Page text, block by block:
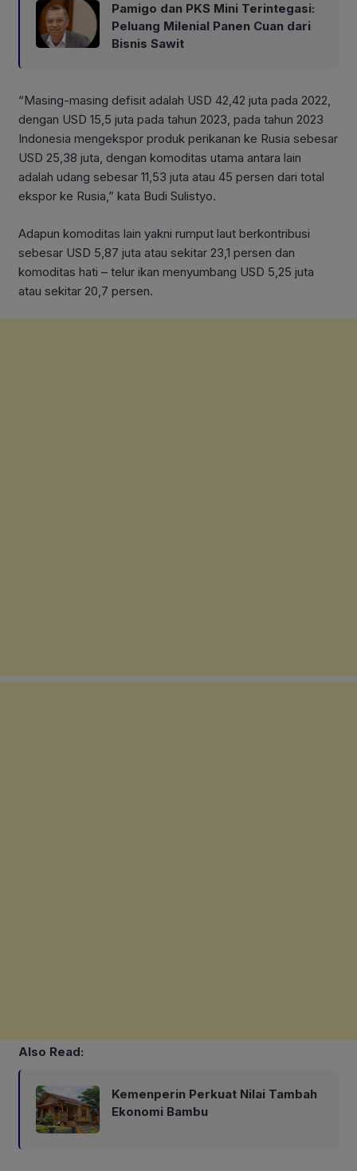
Pamigo dan PKS Mini Terintegasi:
Peluang Milenial Panen Cuan dari
Bisnis Sawit
“Masing-masing defisit adalah USD 42,42 juta pada 2022,
dengan USD 15,5 juta pada tahun 2023, pada tahun 2023
Indonesia mengekspor produk perikanan ke Rusia sebesar
USD 25,38 juta, dengan komoditas utama antara lain
adalah udang sebesar 11,53 juta atau 45 persen dari total
ekspor ke Rusia,” kata Budi Sulistyo.
Adapun komoditas lain yakni rumput laut berkontribusi
sebesar USD 5,87 juta atau sekitar 23,1 persen dan
komoditas hati – telur ikan menyumbang USD 5,25 juta
atau sekitar 20,7 persen.
Also Read:
Kemenperin Perkuat Nilai Tambah
Ekonomi Bambu